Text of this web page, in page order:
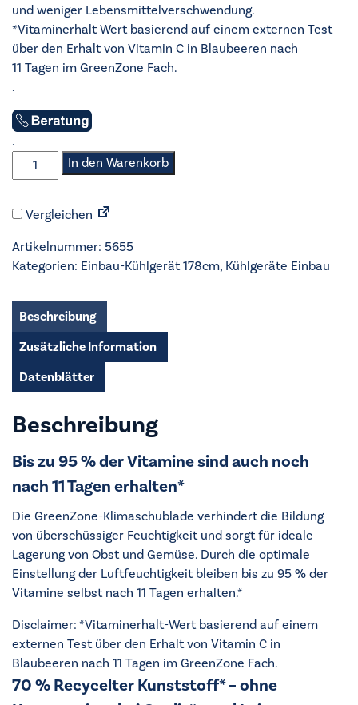
und weniger Lebensmittelverschwendung.
*Vitaminerhalt Wert basierend auf einem externen Test
über den Erhalt von Vitamin C in Blaubeeren nach
11 Tagen im GreenZone Fach.
.
.
AEG
-
Kühlgerät
-
TSC8M181BC
In den Warenkorb
Vergleichen
Artikelnummer: 5655
Kategorien: Einbau-Kühlgerät 178cm, Kühlgeräte Einbau
Beschreibung
Zusätzliche Information
Datenblätter
Beschreibung
Bis zu 95 % der Vitamine sind auch noch
nach 11 Tagen erhalten*
Die GreenZone-Klimaschublade verhindert die Bildung
von überschüssiger Feuchtigkeit und sorgt für ideale
Lagerung von Obst und Gemüse. Durch die optimale
Einstellung der Luftfeuchtigkeit bleiben bis zu 95 % der
Vitamine selbst nach 11 Tagen erhalten.*
Disclaimer: *Vitaminerhalt-Wert basierend auf einem
externen Test über den Erhalt von Vitamin C in
Blaubeeren nach 11 Tagen im GreenZone Fach.
70 % Recycelter Kunststoff* – ohne